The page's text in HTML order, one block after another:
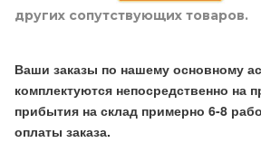
других сопутствующих товаров.
Ваши заказы по нашему основному
комплектуются непосредственно на
прибытия на склад примерно 6-8
оплаты заказа.